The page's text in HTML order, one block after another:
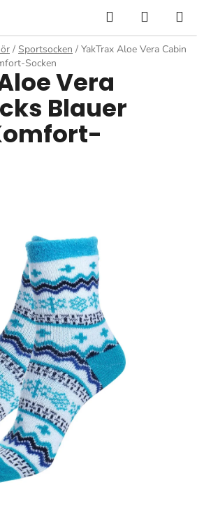
Suchen
/ Sportsocken / YakTrax Aloe Vera Cabin
Socken
Vera
Blauer